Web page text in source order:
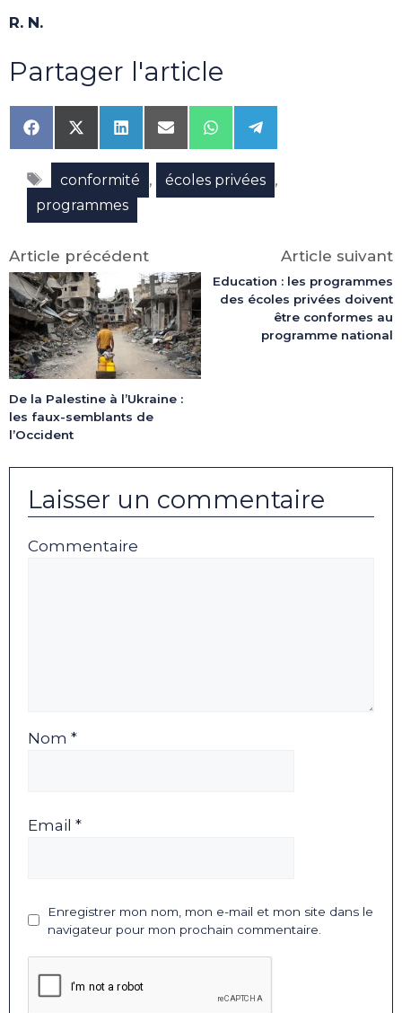
R. N.
Partager l'article
Share
on
Facebook
Share
on
X
(Twitter)
Share
on
LinkedIn
Share
on
Email
Share
on
WhatsApp
Share
on
Telegram
Étiquettes
conformité , écoles privées ,
programmes
Article précédent
De la Palestine à l’Ukraine :
les faux-semblants de
l’Occident
Article suivant
Education : les programmes
des écoles privées doivent
être conformes au
programme national
Laisser un commentaire
Commentaire
Nom *
Email *
Enregistrer mon nom, mon e-mail et mon site dans le
navigateur pour mon prochain commentaire.